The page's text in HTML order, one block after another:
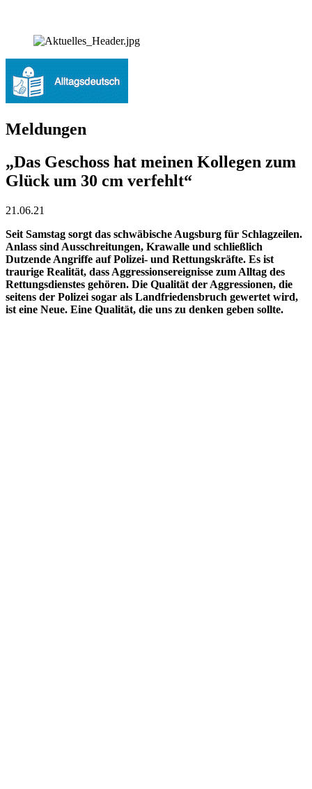
Meldungen
„Das Geschoss hat meinen Kollegen zum
Glück um 30 cm verfehlt“
21.06.21
Seit Samstag sorgt das schwäbische Augsburg für Schlagzeilen.
Anlass sind Ausschreitungen, Krawalle und schließlich
Dutzende Angriffe auf Polizei- und Rettungskräfte. Es ist
traurige Realität, dass Aggressionsereignisse zum Alltag des
Rettungsdienstes gehören. Die Qualität der Aggressionen, die
seitens der Polizei sogar als Landfriedensbruch gewertet wird,
ist eine Neue. Eine Qualität, die uns zu denken geben sollte.